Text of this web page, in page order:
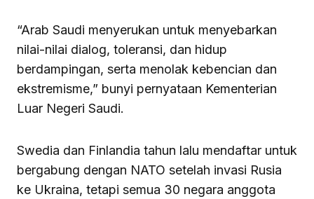
“Arab Saudi menyerukan untuk menyebarkan
nilai-nilai dialog, toleransi, dan hidup
berdampingan, serta menolak kebencian dan
ekstremisme,” bunyi pernyataan Kementerian
Luar Negeri Saudi.
Swedia dan Finlandia tahun lalu mendaftar untuk
bergabung dengan NATO setelah invasi Rusia
ke Ukraina, tetapi semua 30 negara anggota